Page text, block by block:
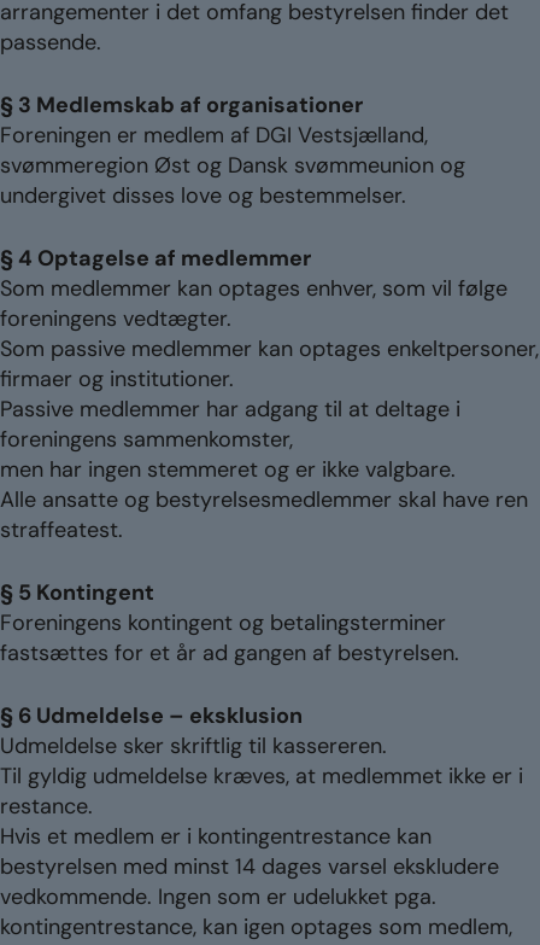
arrangementer i det omfang bestyrelsen finder det
passende.
§ 3 Medlemskab af organisationer
Foreningen er medlem af DGI Vestsjælland,
svømmeregion Øst og Dansk svømmeunion og
undergivet disses love og bestemmelser.
§ 4 Optagelse af medlemmer
Som medlemmer kan optages enhver, som vil følge
foreningens vedtægter.
Som passive medlemmer kan optages enkeltpersoner,
firmaer og institutioner.
Passive medlemmer har adgang til at deltage i
foreningens sammenkomster,
men har ingen stemmeret og er ikke valgbare.
Alle ansatte og bestyrelsesmedlemmer skal have ren
straffeatest.
§ 5 Kontingent
Foreningens kontingent og betalingsterminer
fastsættes for et år ad gangen af bestyrelsen.
§ 6 Udmeldelse – eksklusion
Udmeldelse sker skriftlig til kassereren.
Til gyldig udmeldelse kræves, at medlemmet ikke er i
restance.
Hvis et medlem er i kontingentrestance kan
bestyrelsen med minst 14 dages varsel ekskludere
vedkommende. Ingen som er udelukket pga.
kontingentrestance, kan igen optages som medlem,